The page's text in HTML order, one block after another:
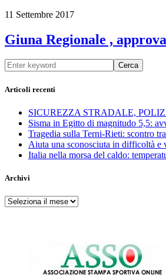
11 Settembre 2017
Giuna Regionale ,
Cerca
Articoli recenti
SICUREZZA STRADALE,
Sisma in Egitto di magnitudo 5,5:
Tragedia sulla Terni-Rieti: scontro
Aiuta una sconosciuta in difficoltà e
Italia nella morsa del caldo:
Archivi
Archivi